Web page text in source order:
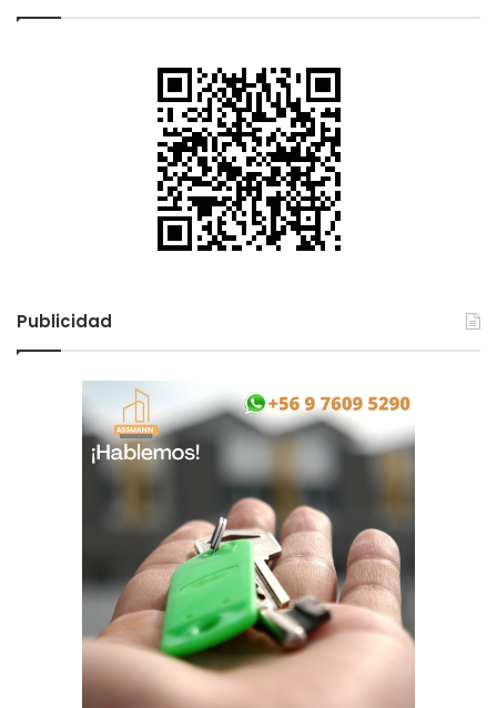
Publicidad